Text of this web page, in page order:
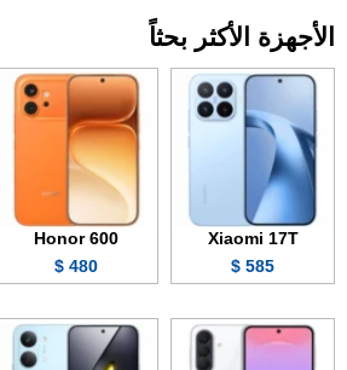
الأجهزة الأكثر بحثاً
Xiaomi 17T
585 $
Honor 600
480 $